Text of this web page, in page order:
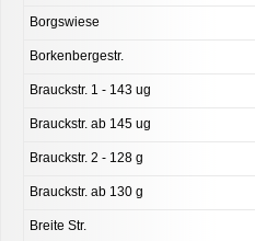
Borgswiese
Borkenbergestr.
Brauckstr. 1 - 143 ug
Brauckstr. ab 145 ug
Brauckstr. 2 - 128 g
Brauckstr. ab 130 g
Breite Str.